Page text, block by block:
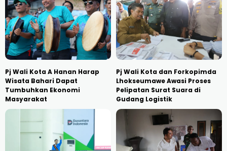
Pj Wali Kota A Hanan Harap
Wisata Bahari Dapat
Tumbuhkan Ekonomi
Masyarakat
Pj Wali Kota dan Forkopimda
Lhokseumawe Awasi Proses
Pelipatan Surat Suara di
Gudang Logistik